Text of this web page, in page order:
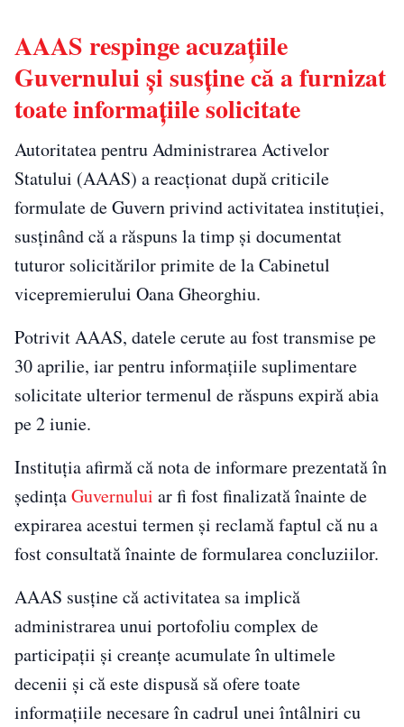
AAAS respinge acuzațiile
Guvernului și susține că a furnizat
toate informațiile solicitate
Autoritatea pentru Administrarea Activelor
Statului (AAAS) a reacționat după criticile
formulate de Guvern privind activitatea instituției,
susținând că a răspuns la timp și documentat
tuturor solicitărilor primite de la Cabinetul
vicepremierului Oana Gheorghiu.
Potrivit AAAS, datele cerute au fost transmise pe
30 aprilie, iar pentru informațiile suplimentare
solicitate ulterior termenul de răspuns expiră abia
pe 2 iunie.
Instituția afirmă că nota de informare prezentată în
ședințaGuvernului ar fi fost finalizată înainte de
expirarea acestui termen și reclamă faptul că nu a
fost consultată înainte de formularea concluziilor.
AAAS susține că activitatea sa implică
administrarea unui portofoliu complex de
participații și creanțe acumulate în ultimele
decenii și că este dispusă să ofere toate
informațiile necesare în cadrul unei întâlniri cu